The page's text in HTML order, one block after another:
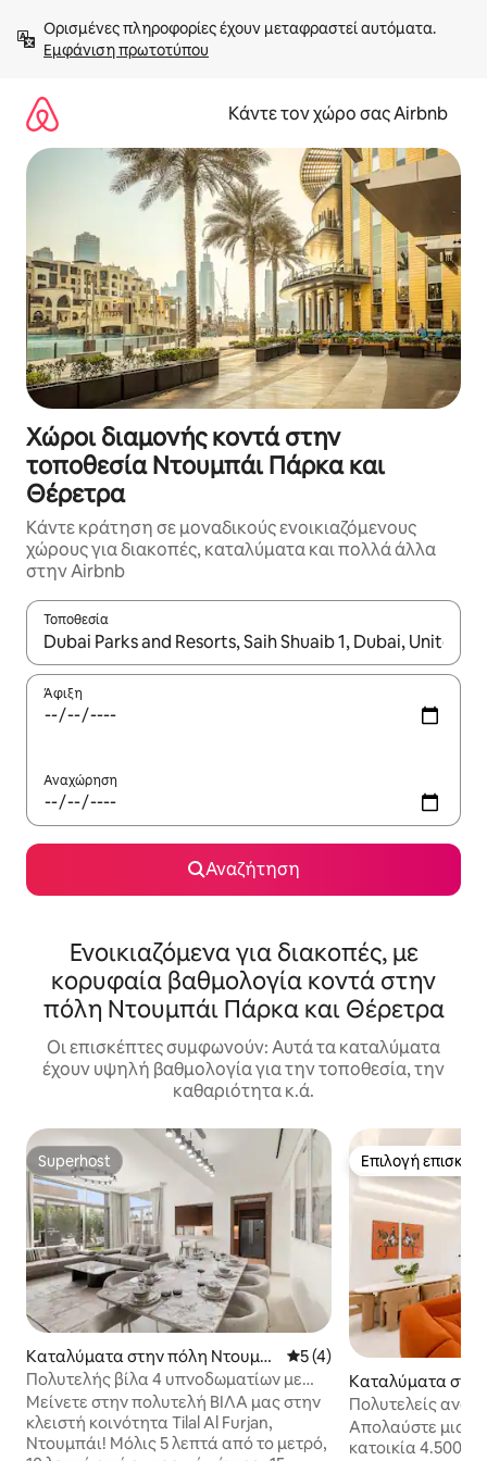
στο
περιεχόμενοΕμφάνιση πρωτοτύπου
Κάντε τον χώρο σας Airbnb
Χώροι διαμονής κοντά στην
τοποθεσία Ντουμπάι Πάρκα και
Θέρετρα
Κάντε κράτηση σε μοναδικούς ενοικιαζόμενους
χώρους για διακοπές, καταλύματα και πολλά άλλα
στην Airbnb
Τοποθεσία
Όταν τα αποτελέσματα είναι διαθέσιμα, μπορείτε να
Άφιξη
Αναχώρηση
Αναζήτηση
Ενοικιαζόμενα για διακοπές, με
κορυφαία βαθμολογία κοντά στην
πόλη Ντουμπάι Πάρκα και Θέρετρα
Οι επισκέπτες συμφωνούν: Αυτά τα καταλύματα
έχουν υψηλή βαθμολογία για την τοποθεσία, την
καθαριότητα κ.ά.
Superhost
Superhost
Καταλύματα στην πόλη Ντουμπ
άι
Μέση βαθμολογία: 5 στα 5,
5 (4)
Πολυτελής βίλα 4 υπνοδωματίων με
τζακούζι και χώρο μπάρμπεκιου
Μείνετε στην πολυτελή ΒΊΛΑ μας στην
κλειστή κοινότητα Tilal Al Furjan,
Ντουμπάι! Μόλις 5 λεπτά από το μετρό,
Επιλογή
Επιλογή
Καταλύματα
άι
Πολυτελείς
Απολαύστε μια
κατοικία 4.500